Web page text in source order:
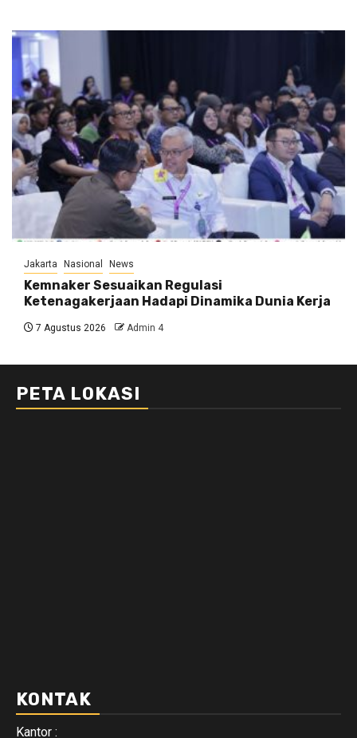
Jakarta Nasional News
Kemnaker Sesuaikan Regulasi
Ketenagakerjaan Hadapi Dinamika Dunia Kerja
7 Agustus 2026 Admin 4
PETA LOKASI
KONTAK
Kantor :